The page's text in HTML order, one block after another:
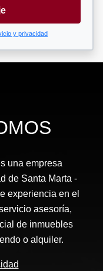
y privacidad
una empresa
de Santa Marta -
experiencia en el
asesoría,
de inmuebles
o alquiler.